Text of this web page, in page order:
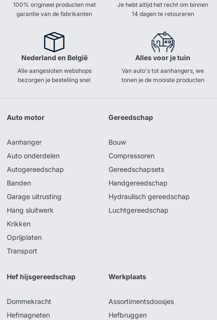
100% origineel producten met
garantie van de fabrikanten
Je hebt altijd het recht om binnen
14 dagen te retoureren
Nederland en België
Alle aangesloten webshops
bezorgen je bestelling snel
Alles voor je tuin
Van auto's tot aanhangers, we
tonen je de mooiste producten
Auto motor
Aanhanger
Auto onderdelen
Autogereedschap
Banden
Garage uitrusting
Hang sluitwerk
Krikken
Oprijplaten
Transport
Gereedschap
Bouw
Compressoren
Gereedschapsets
Handgereedschap
Hydraulisch gereedschap
Luchtgereedschap
Hef hijsgereedschap
Dommekracht
Hefmagneten
Werkplaats
Assortimentsdoosjes
Hefbruggen